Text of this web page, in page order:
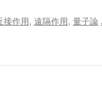
接作用, 遠隔作用, 量子論